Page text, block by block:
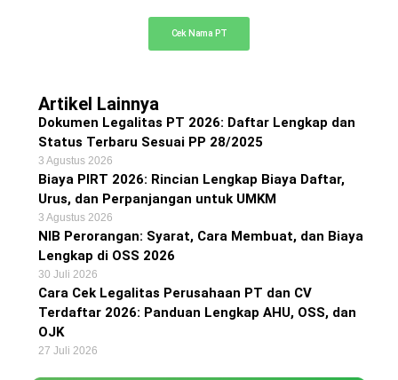
Cek Nama PT
Artikel Lainnya
Dokumen Legalitas PT 2026: Daftar Lengkap dan
Status Terbaru Sesuai PP 28/2025
3 Agustus 2026
Biaya PIRT 2026: Rincian Lengkap Biaya Daftar,
Urus, dan Perpanjangan untuk UMKM
3 Agustus 2026
NIB Perorangan: Syarat, Cara Membuat, dan Biaya
Lengkap di OSS 2026
30 Juli 2026
Cara Cek Legalitas Perusahaan PT dan CV
Terdaftar 2026: Panduan Lengkap AHU, OSS, dan
OJK
27 Juli 2026